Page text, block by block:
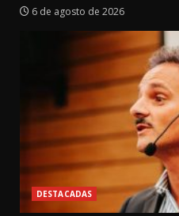
6 de agosto de 2026
DESTACADAS